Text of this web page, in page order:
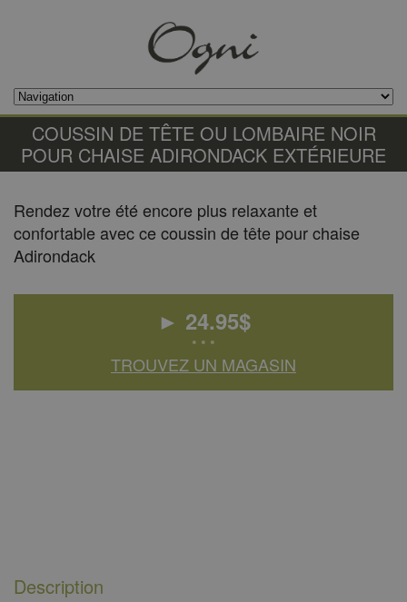
COUSSIN DE TÊTE OU LOMBAIRE NOIR
POUR CHAISE ADIRONDACK EXTÉRIEURE
Rendez votre été encore plus relaxante et
confortable avec ce coussin de tête pour chaise
Adirondack
► 24.95$
• • •
TROUVEZ UN MAGASIN
Description